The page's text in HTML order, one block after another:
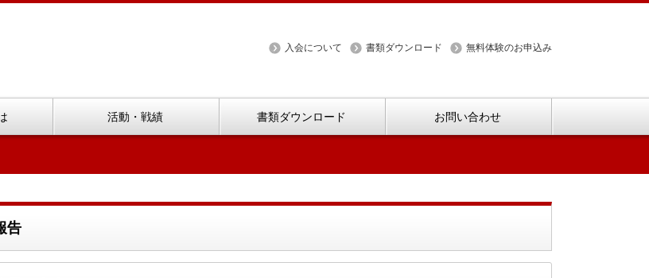
入会について 書類ダウンロード 無料体験のお申込み
活動・戦績 書類ダウンロード お問い合わせ
告